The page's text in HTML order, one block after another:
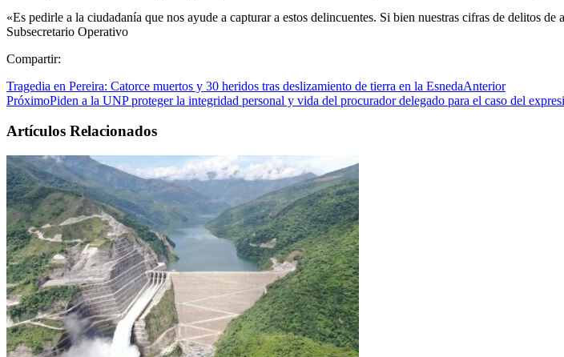
«Es pedirle a la ciudadanía que nos ayude a capturar a estos delincuentes. Si bien nuestras cifras de delitos
Subsecretario Operativo
Compartir:
Tragedia en Pereira: Catorce muertos y 30 heridos tras deslizamiento de tierra en la EsnedaAnterior
PróximoPiden a la UNP proteger la integridad personal y vida del procurador delegado para el caso del
Artículos Relacionados